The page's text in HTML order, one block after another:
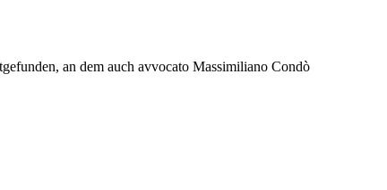
an dem auch avvocato Massimiliano Condò